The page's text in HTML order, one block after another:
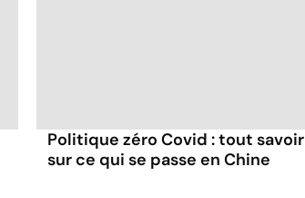
Politique zéro Covid : tout savoir
sur ce qui se passe en Chine